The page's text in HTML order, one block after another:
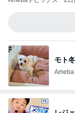
モト
Ameba